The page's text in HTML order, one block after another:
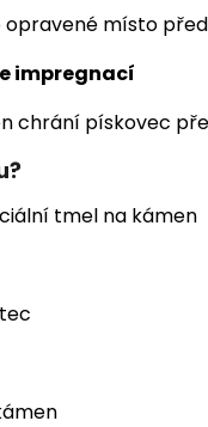
místo
impregnací
chrání pískovec
tmel na kámen